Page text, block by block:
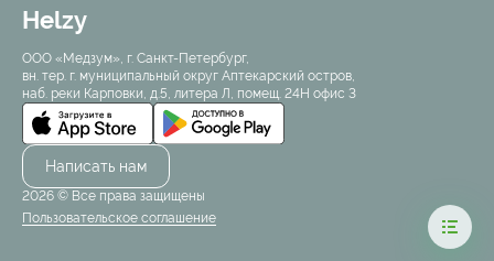
Helzy
ООО «Медзум», г. Санкт-Петербург,
вн. тер. г. муниципальный округ Аптекарский остров,
наб. реки Карповки, д.5, литера Л, помещ. 24Н офис 3
Написать нам
2026 © Все права защищены
Пользовательское соглашение